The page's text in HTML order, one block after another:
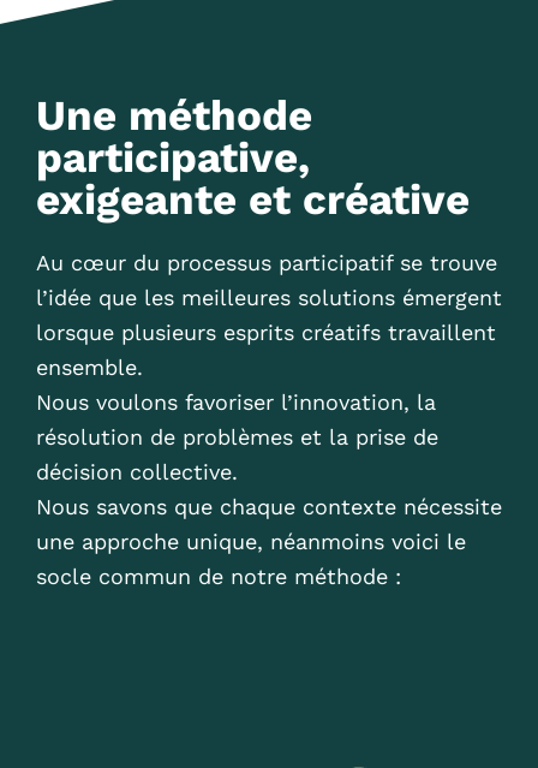
Une méthode
participative,
exigeante et créative
Au cœur du processus participatif se trouve
l’idée que les meilleures solutions émergent
lorsque plusieurs esprits créatifs travaillent
ensemble.
Nous voulons favoriser l’innovation, la
résolution de problèmes et la prise de
décision collective.
Nous savons que chaque contexte nécessite
une approche unique, néanmoins voici le
socle commun de notre méthode :